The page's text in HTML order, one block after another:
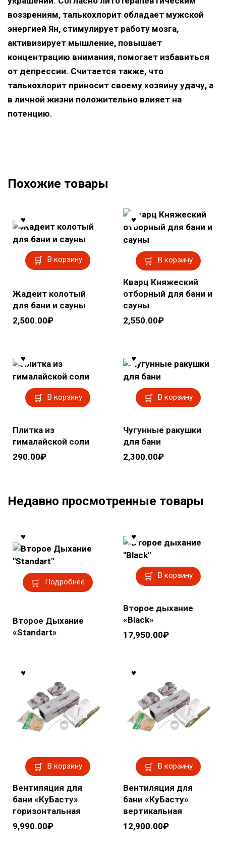
воззрениям, талькохлорит обладает мужской
энергией Ян, стимулирует работу мозга,
активизирует мышление, повышает
концентрацию внимания, помогает избавиться
от депрессии. Считается также, что
талькохлорит приносит своему хозяину удачу, а
в личной жизни положительно влияет на
потенцию.
Похожие товары
В корзину
Жадеит колотый
для бани и сауны
2,500.00₽
В корзину
Кварц Княжеский
отборный для бани и
сауны
2,550.00₽
В корзину
Плитка из
гималайской соли
290.00₽
В корзину
Чугунные ракушки
для бани
2,300.00₽
Недавно просмотренные товары
Подробнее
Второе Дыхание
«Standart»
В корзину
Второе дыхание
«Black»
17,950.00₽
В корзину
Вентиляция для
бани «КуБасту»
горизонтальная
9,990.00₽
В корзину
Вентиляция для
бани «КуБасту»
вертикальная
12,900.00₽